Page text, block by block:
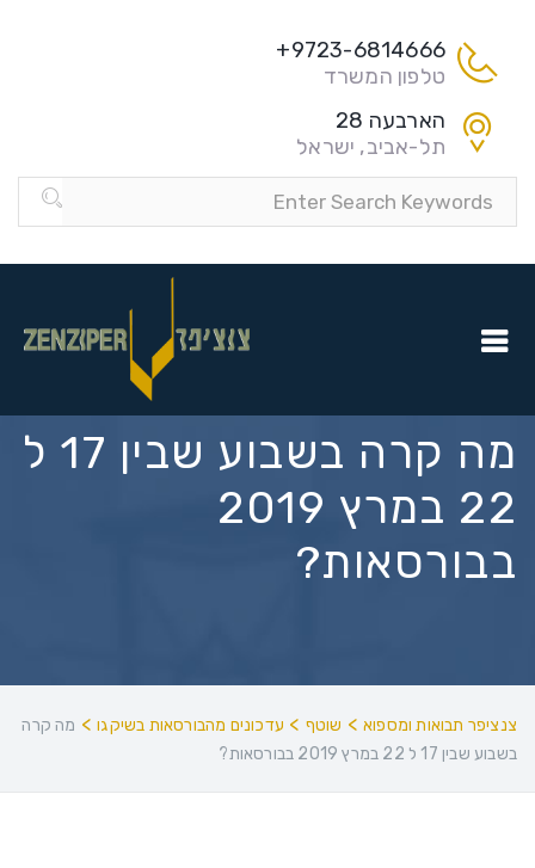
9723-6814666+
טלפון המשרד
הארבעה 28
תל-אביב, ישראל
מה קרה בשבוע שבין 17 ל
22 במרץ 2019
בבורסאות?
צנציפר תבואות ומספוא > שוטף > עדכונים מהבורסאות בשיקגו> מה קרה
בשבוע שבין 17 ל 22 במרץ 2019 בבורסאות?